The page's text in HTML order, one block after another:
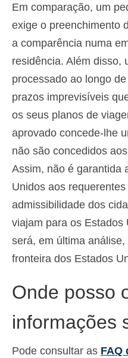
Em comparação, um
exige o preenchimento
a comparência numa
residência. Além disso,
processado ao longo
prazos imprevisíveis
os seus planos de
aprovado concede-lhe
não são concedidos
Assim, não é garantida
Unidos aos
admissibilidade dos
viajam para os Estados
será, em última
fronteira dos Estados
Onde posso
informações
Pode consultar as FAQ